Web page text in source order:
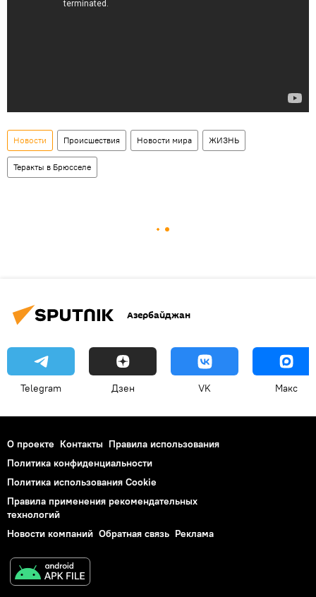
Новости Происшествия Новости мира ЖИЗНЬ
Теракты в Брюсселе
Азербайджан
Telegram Дзен VK Макс
О проекте Контакты Правила использования
Политика конфиденциальности
Политика использования Cookie
Правила применения рекомендательных
технологий
Новости компаний Обратная связь Реклама